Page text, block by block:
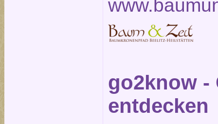
go2know -
entdecken